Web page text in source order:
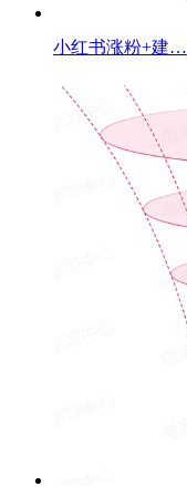
小红书涨粉+建…